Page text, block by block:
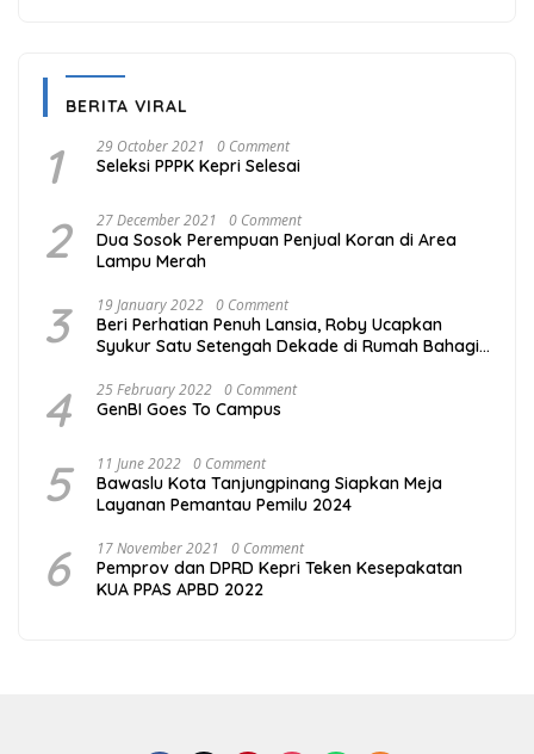
BERITA VIRAL
1 29 October 2021 0 Comment
Seleksi PPPK Kepri Selesai
2 27 December 2021 0 Comment
Dua Sosok Perempuan Penjual Koran di Area
Lampu Merah
3 19 January 2022 0 Comment
Beri Perhatian Penuh Lansia, Roby Ucapkan
Syukur Satu Setengah Dekade di Rumah Bahagia
4 25 February 2022 0 Comment
GenBI Goes To Campus
5 11 June 2022 0 Comment
Bawaslu Kota Tanjungpinang Siapkan Meja
Layanan Pemantau Pemilu 2024
6 17 November 2021 0 Comment
Pemprov dan DPRD Kepri Teken Kesepakatan
KUA PPAS APBD 2022